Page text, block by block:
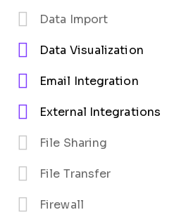
Data Import
Data Visualization
Email Integration
External Integrations
File Sharing
File Transfer
Firewall